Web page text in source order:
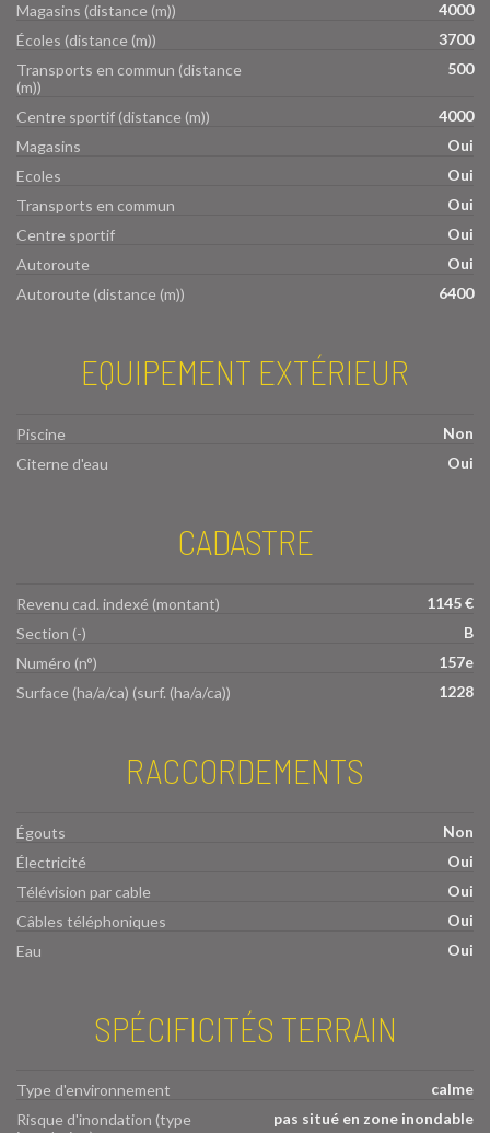
Magasins (distance (m))
4000
Écoles (distance (m))
3700
Transports en commun (distance
(m))
500
Centre sportif (distance (m))
4000
Magasins
Oui
Ecoles
Oui
Transports en commun
Oui
Centre sportif
Oui
Autoroute
Oui
Autoroute (distance (m))
6400
EQUIPEMENT EXTÉRIEUR
Piscine
Non
Citerne d'eau
Oui
CADASTRE
Revenu cad. indexé (montant)
1145 €
Section (-)
B
Numéro (n°)
157e
Surface (ha/a/ca) (surf. (ha/a/ca))
1228
RACCORDEMENTS
Égouts
Non
Électricité
Oui
Télévision par cable
Oui
Câbles téléphoniques
Oui
Eau
Oui
SPÉCIFICITÉS TERRAIN
Type d'environnement
calme
Risque d'inondation (type
pas situé en zone inondable